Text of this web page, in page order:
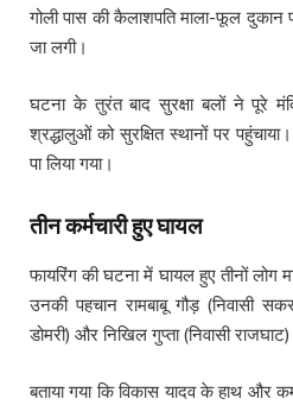
गोली पास की कैलाशपति माला-फूल दुकान
जा लगी।
घटना के तुरंत बाद सुरक्षा बलों ने पूरे
श्रद्धालुओं को सुरक्षित स्थानों पर
पा लिया गया।
तीन कर्मचारी हुए घायल
फायरिंग की घटना में घायल हुए तीनों लोग
उनकी पहचान रामबाबू गौड़ (निवासी
डोमरी) और निखिल गुप्ता (निवासी
बताया गया कि विकास यादव के हाथ और